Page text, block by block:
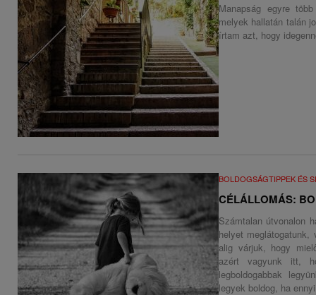
Manapság egyre
melyek hallatán talán
írtam azt, hogy
BOLDOGSÁGTIPPEK ÉS
CÉLÁLLOMÁS:
Számtalan útvonalon
helyet
alig várjuk, hogy
azért vagyunk itt,
legboldogabbak
legyek boldog, ha